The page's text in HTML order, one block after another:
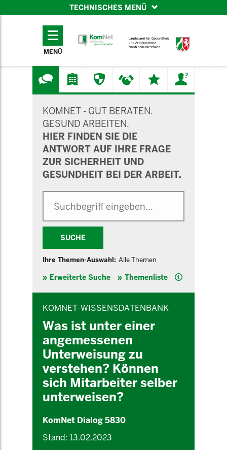
TECHNISCHES MENÜ
TECHNISCHES
MENÜ
KOMNET - GUT BERATEN.
GESUND ARBEITEN.
HIER FINDEN SIE DIE
ANTWORT AUF IHRE FRAGE
ZUR SICHERHEIT UND
GESUNDHEIT BEI DER ARBEIT.
SUCHE
Ihre Themen-Auswahl: Alle Themen
Erweiterte Suche Themenliste Hilfe
KOMNET-WISSENSDATENBANK
Was ist unter einer
angemessenen
Unterweisung zu
verstehen? Können
sich Mitarbeiter selber
unterweisen?
KomNet Dialog 5830
Stand: 13.02.2023